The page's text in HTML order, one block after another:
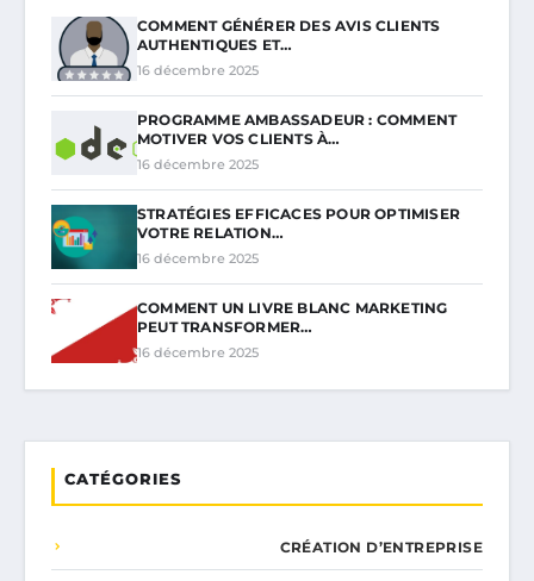
COMMENT GÉNÉRER DES AVIS CLIENTS
AUTHENTIQUES ET…
16 décembre 2025
PROGRAMME AMBASSADEUR : COMMENT
MOTIVER VOS CLIENTS À…
16 décembre 2025
STRATÉGIES EFFICACES POUR OPTIMISER
VOTRE RELATION…
16 décembre 2025
COMMENT UN LIVRE BLANC MARKETING
PEUT TRANSFORMER…
16 décembre 2025
CATÉGORIES
CRÉATION D’ENTREPRISE